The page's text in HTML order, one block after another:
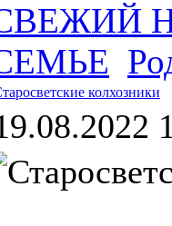
колхозники